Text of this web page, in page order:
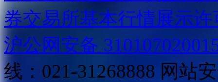
券交易所基本行情展示许
沪公网安备
线：021-31268888 网站